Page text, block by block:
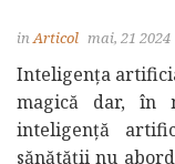
inArticol mai, 21 2024
Inteligența
magică dar, în
inteligență
sănătății nu